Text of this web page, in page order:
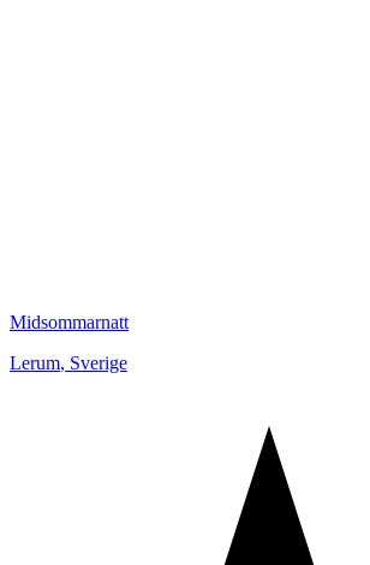
Midsommarnatt
Lerum, Sverige